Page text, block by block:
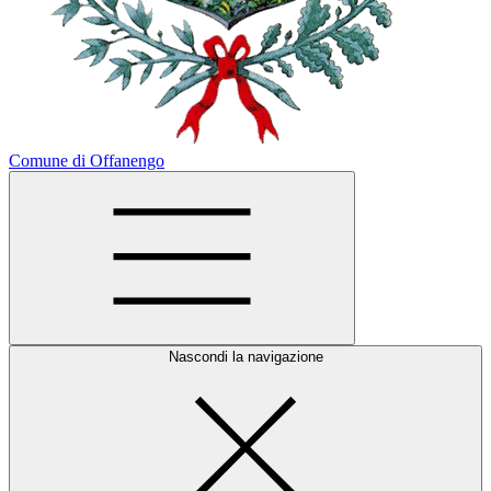
Comune di Offanengo
Nascondi la navigazione